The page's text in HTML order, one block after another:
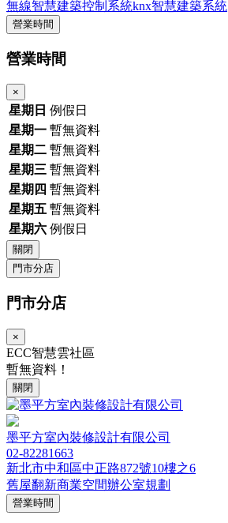
無線智慧建築控制系統knx智慧建築系統
營業時間
營業時間
×
星期日 例假日
星期一 暫無資料
星期二 暫無資料
星期三 暫無資料
星期四 暫無資料
星期五 暫無資料
星期六 例假日
關閉
門市分店
門市分店
×
ECC智慧雲社區
暫無資料！
關閉
墨平方室內裝修設計有限公司
02-82281663
新北市中和區中正路872號10樓之6
舊屋翻新商業空間辦公室規劃
營業時間